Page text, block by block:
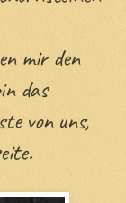
mir den
das
von uns,